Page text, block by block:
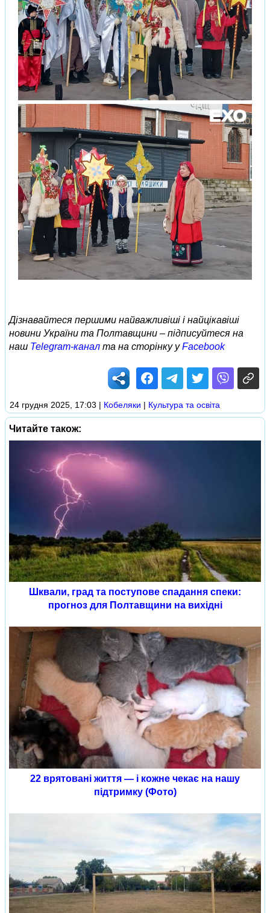
Дізнавайтеся першими найважливіші і найцікавіші
новини України та Полтавщини – підписуйтеся на
наш Telegram-канал та на сторінку уFacebook
24 грудня 2025, 17:03 | Кобеляки | Культура та освіта
Читайте також:
Шквали, град та поступове спадання спеки:
прогноз для Полтавщини на вихідні
22 врятовані життя — і кожне чекає на нашу
підтримку (Фото)